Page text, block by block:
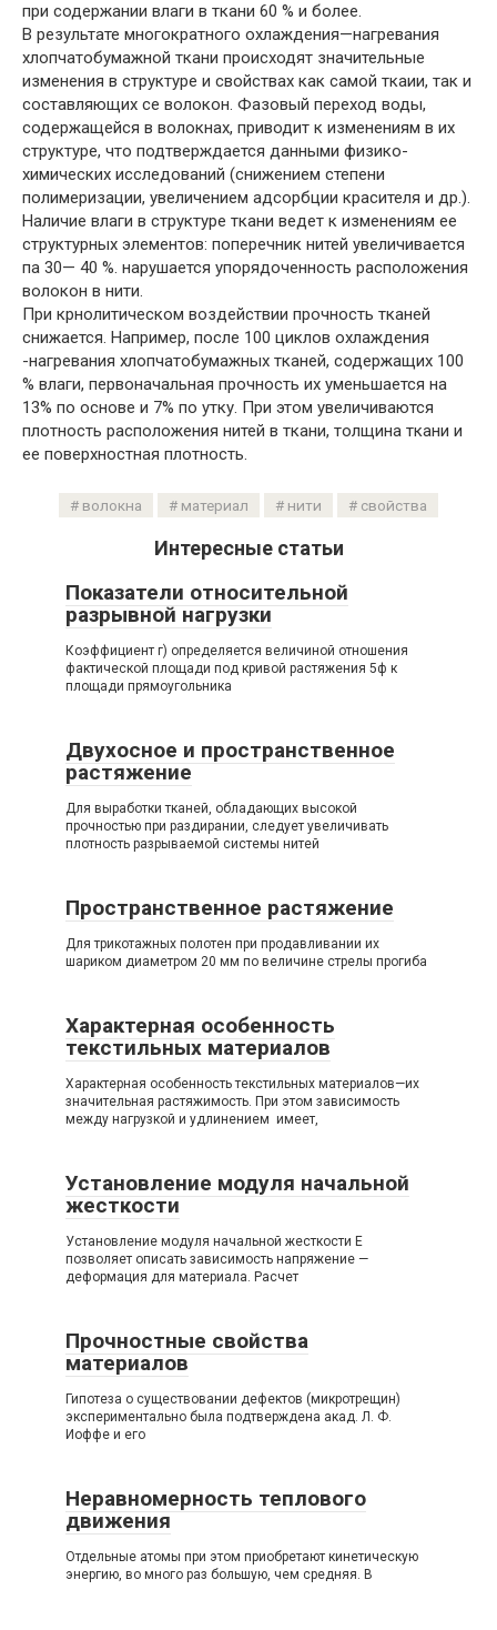
при содержании влаги в ткани 60 % и более.
В результате многократного охлаждения—нагревания
хлопчатобумажной ткани происходят значительные
изменения в структуре и свойствах как самой ткаии, так и
составляющих се волокон. Фазовый переход воды,
содержащейся в волокнах, приводит к изменениям в их
структуре, что подтверждается данными физико-
химических исследований (снижением степени
полимеризации, увеличением адсорбции красителя и др.).
Наличие влаги в структуре ткани ведет к изменениям ее
структурных элементов: поперечник нитей увеличивается
па 30— 40 %. нарушается упорядоченность расположения
волокон в нити.
При крнолитическом воздействии прочность тканей
снижается. Например, после 100 циклов охлаждения
-нагревания хлопчатобумажных тканей, содержащих 100
% влаги, первоначальная прочность их уменьшается на
13% по основе и 7% по утку. При этом увеличиваются
плотность расположения нитей в ткани, толщина ткани и
ее поверхностная плотность.
волокна материал нити свойства
Интересные статьи
Показатели относительной
разрывной нагрузки
Коэффициент г) определяется величиной отношения
фактической площади под кривой растяжения 5ф к
площади прямоугольника
Двухосное и пространственное
растяжение
Для выработки тканей, обладающих высокой
прочностью при раздирании, следует увеличивать
плотность разрываемой системы нитей
Пространственное растяжение
Для трикотажных полотен при продавливании их
шариком диаметром 20 мм по величине стрелы прогиба
Характерная особенность
текстильных материалов
Характерная особенность текстильных материалов—их
значительная растяжимость. При этом зависимость
между нагрузкой и удлинением имеет,
Установление модуля начальной
жесткости
Установление модуля начальной жесткости Е
позволяет описать зависимость напряжение —
деформация для материала. Расчет
Прочностные свойства
материалов
Гипотеза о существовании дефектов (микротрещин)
экспериментально была подтверждена акад. Л. Ф.
Иоффе и его
Неравномерность теплового
движения
Отдельные атомы при этом приобретают кинетическую
энергию, во много раз большую, чем средняя. В